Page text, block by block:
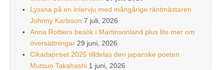
Lyssna på en intervju med mångårige räntmästaren
Johnny Karlsson 7 juli, 2026
Anna Rottiers besök i Martinsonland plus lite mer om
översättningar 29 juni, 2026
Cikadapriset 2025 tilldelas den japanske poeten
Mutsuo Takahashi 1 juni, 2026